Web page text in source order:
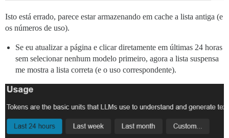
Isto está errado, parece estar armazenando em cache a lista antiga (e
os números de uso).
Se eu atualizar a página e clicar diretamente em últimas 24 horas
sem selecionar nenhum modelo primeiro, agora a lista suspensa
me mostra a lista correta (e o uso correspondente).